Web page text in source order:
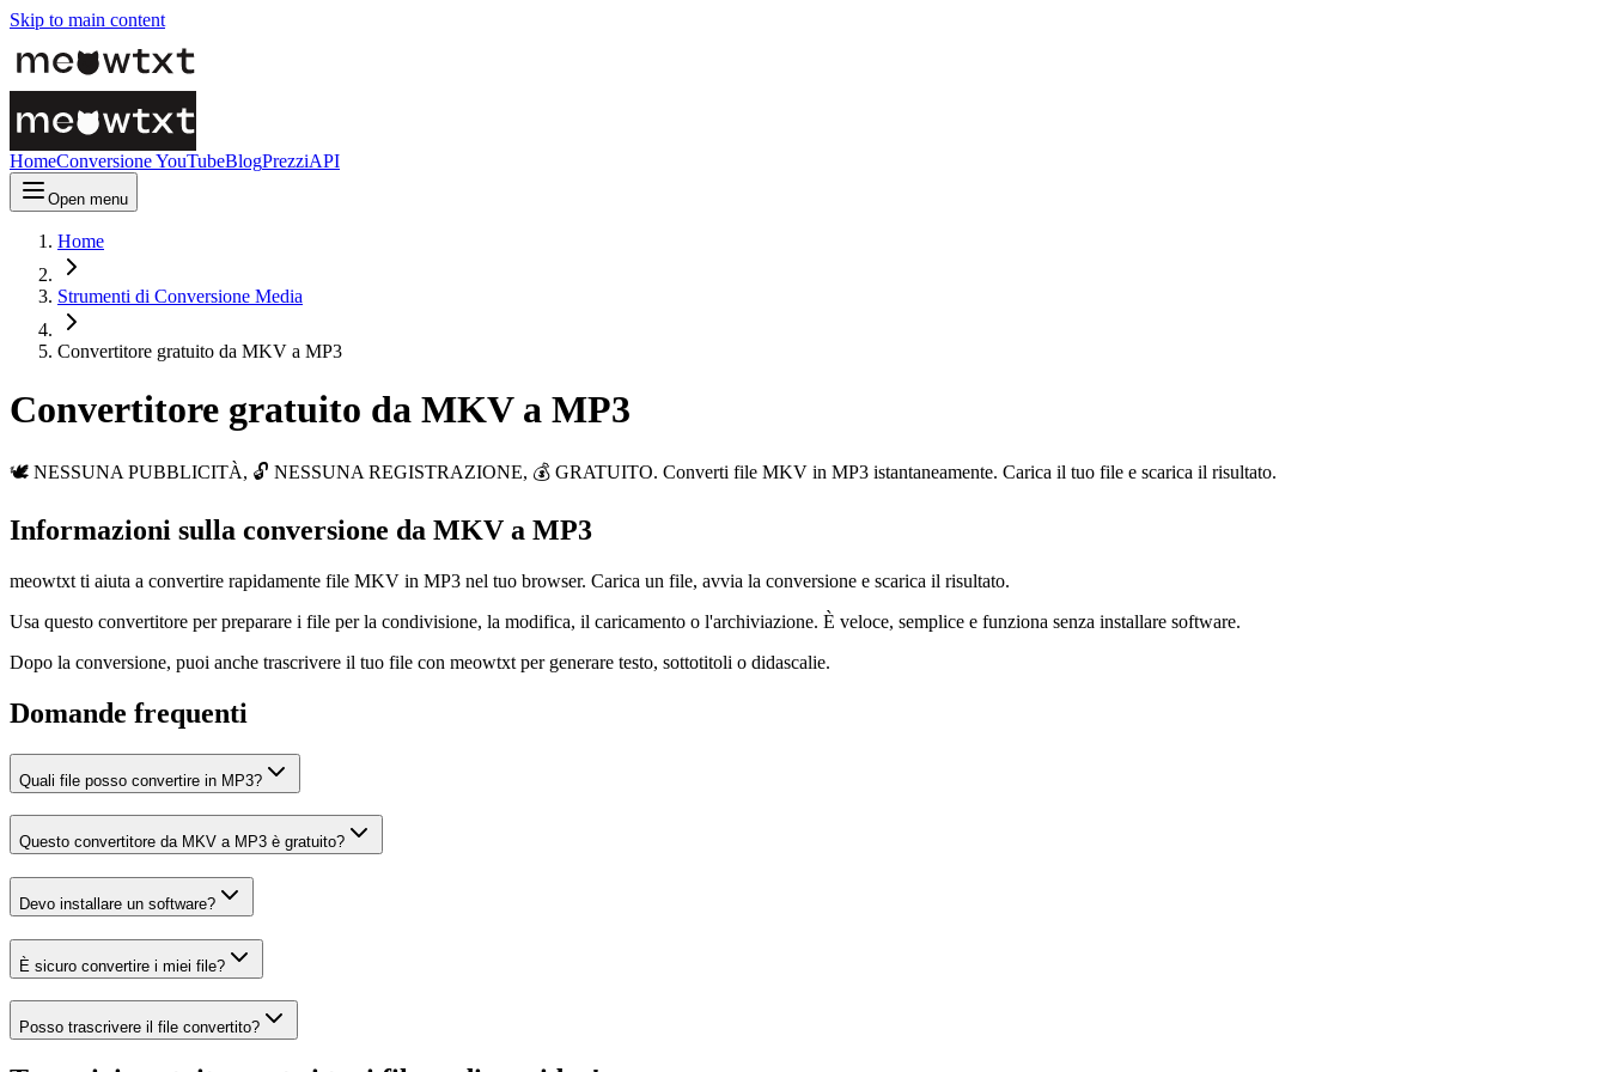
Skip to main content
HomeConversione YouTubeBlogPrezziAPI
Open menu
Home
Strumenti di Conversione Media
Convertitore gratuito da MKV a MP3
Convertitore gratuito da MKV a MP3
🕊️ NESSUNA PUBBLICITÀ, 🔓 NESSUNA REGISTRAZIONE, 💰 GRATUITO. Converti file MKV in MP3 istantaneamente. Carica il tuo file e scarica il risultato.
Informazioni sulla conversione da MKV a MP3
meowtxt ti aiuta a convertire rapidamente file MKV in MP3 nel tuo browser. Carica un file, avvia la conversione e scarica il risultato.
Usa questo convertitore per preparare i file per la condivisione, la modifica, il caricamento o l'archiviazione. È veloce, semplice e funziona senza installare software.
Dopo la conversione, puoi anche trascrivere il tuo file con meowtxt per generare testo, sottotitoli o didascalie.
Domande frequenti
Quali file posso convertire in MP3?
Questo convertitore da MKV a MP3 è gratuito?
Devo installare un software?
È sicuro convertire i miei file?
Posso trascrivere il file convertito?